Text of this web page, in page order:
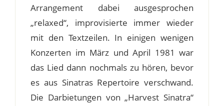
Arrangement dabei ausgesprochen
„relaxed“, improvisierte immer wieder
mit den Textzeilen. In einigen wenigen
Konzerten im März und April 1981 war
das Lied dann nochmals zu hören, bevor
es aus Sinatras Repertoire verschwand.
Die Darbietungen von „Harvest Sinatra“